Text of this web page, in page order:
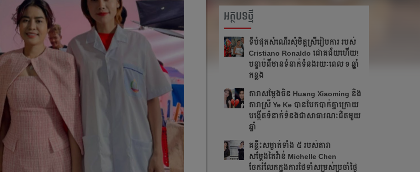
អត្ថបទថ្មី
ទីបំផុតសំណើរសុំមិត្តស្រីរៀបការ របស់
Cristiano Ronaldo ជោគជ័យហើយ!
បន្ទាប់ពីមានទំនាក់ទំនងរយៈពេល 9 ឆ្នាំ
កន្លង
តារាសម្ដែងចិន Huang Xiaoming និង
តារាស្រី Ye Ke បានបែកបាក់គ្នាក្រោយ
បង្កើតទំនាក់ទំនងជាសាធារណៈជិតមួយ
ឆ្នាំ
គន្លឹះសម្ងាត់ទាំង ៥ របស់តារា
សម្តែងតៃវ៉ាន់ Michelle Chen
ចែករំលែកក្នុងការថែទាំសម្រស់ប្រចាំថ្ងៃ